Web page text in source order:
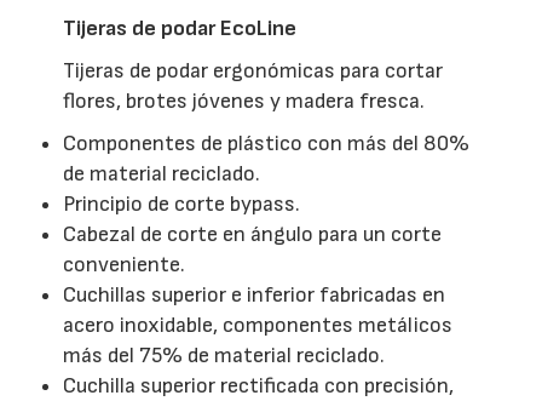
Tijeras de podar EcoLine
Tijeras de podar ergonómicas para cortar
flores, brotes jóvenes y madera fresca.
Componentes de plástico con más del 80%
de material reciclado.
Principio de corte bypass.
Cabezal de corte en ángulo para un corte
conveniente.
Cuchillas superior e inferior fabricadas en
acero inoxidable, componentes metálicos
más del 75% de material reciclado.
Cuchilla superior rectificada con precisión,